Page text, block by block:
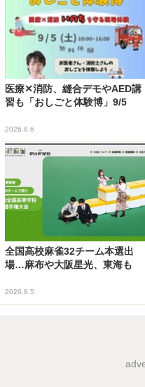
医療✕消防、縫合デモやAED講
習も「おしごと体験博」9/5
2026.8.6
全国高校麻雀32チーム本選出
場…麻布や大阪星光、東海も
2026.8.5